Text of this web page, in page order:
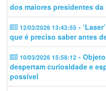
dos maiores presidentes da
12/03/2026 13:42:55 -
que é preciso saber antes
10/03/2026 15:58:12 -
despertam curiosidade e
possível